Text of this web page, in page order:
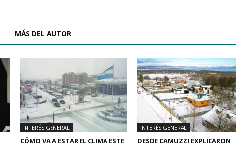
MÁS DEL AUTOR
INTERÉS GENERAL
CÓMO VA A ESTAR EL CLIMA ESTE
INTERÉS GENERAL
DESDE CAMUZZI EXPLICARON